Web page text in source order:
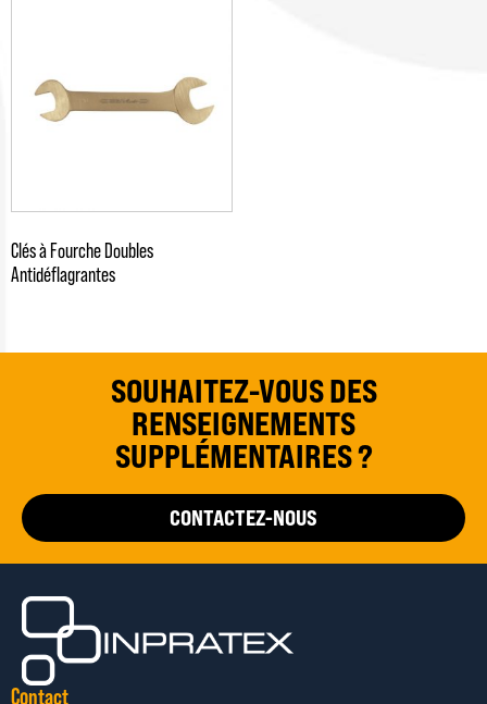
Clés à Fourche Doubles
Antidéflagrantes
SOUHAITEZ-VOUS DES
RENSEIGNEMENTS
SUPPLÉMENTAIRES ?
CONTACTEZ-NOUS
Contact